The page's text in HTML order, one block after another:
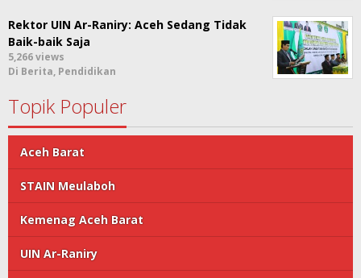
Rektor UIN Ar-Raniry: Aceh Sedang Tidak
Baik-baik Saja
5,266 views
Di Berita, Pendidikan
Topik Populer
Aceh Barat
STAIN Meulaboh
Kemenag Aceh Barat
UIN Ar-Raniry